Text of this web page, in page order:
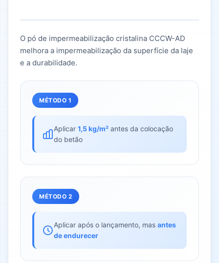
O pó de impermeabilização cristalina CCCW-AD
melhora a impermeabilização da superfície da laje
e a durabilidade.
MÉTODO 1
Aplicar 1,5 kg/m² antes da colocação
do betão
MÉTODO 2
Aplicar após o lançamento, mas antes
de endurecer